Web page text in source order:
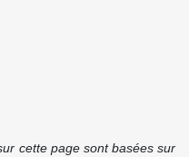
cette page sont basées sur